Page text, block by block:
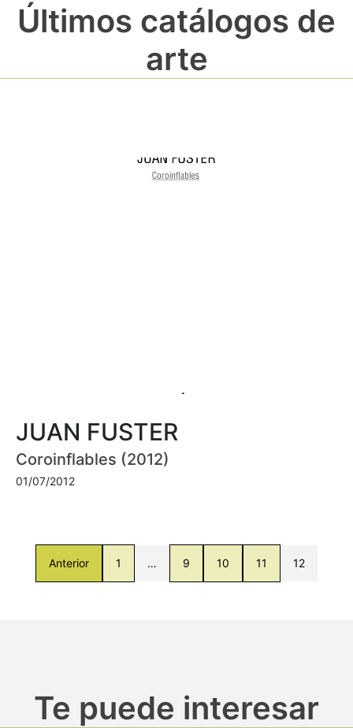
Últimos catálogos de
arte
JUAN FUSTER
Coroinflables (2012)
01/07/2012
Anterior 1 … 9 10 11 12
Te puede interesar